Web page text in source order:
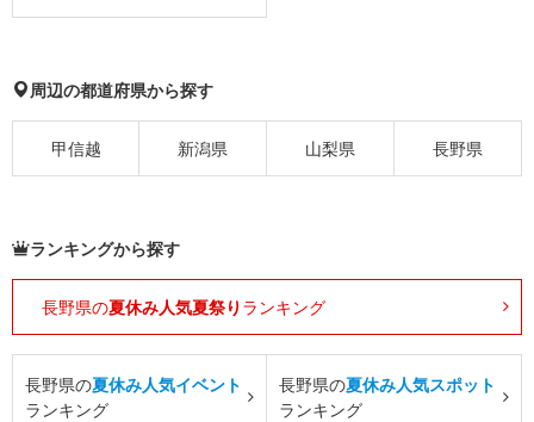
周辺の都道府県から探す
甲信越 新潟県 山梨県 長野県
ランキングから探す
長野県の夏休み人気夏祭り ランキング
長野県の夏休み人気イベント
ランキング
長野県の夏休み人気スポット
ランキング